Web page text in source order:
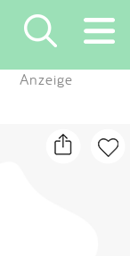
×
Anzeige